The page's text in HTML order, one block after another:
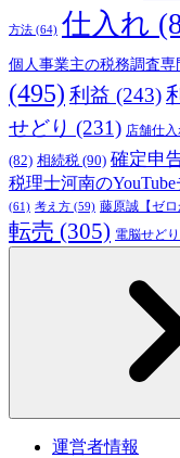
方法 (64) 仕入れ
個人事業主の税務調査
(495) 利益 (243)
せどり (231) 店舗仕
(82) 相続税 (90) 確定申
税理士河南の
(61) 考え方 (59) 藤原誠【ゼロ
転売 (305) 電脳せどり
運営者情報